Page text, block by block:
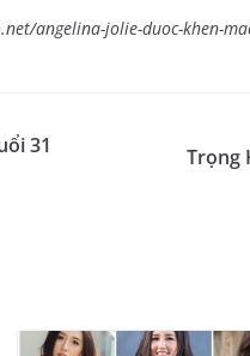
angelina-jolie-duoc-khen-
31
Trọng